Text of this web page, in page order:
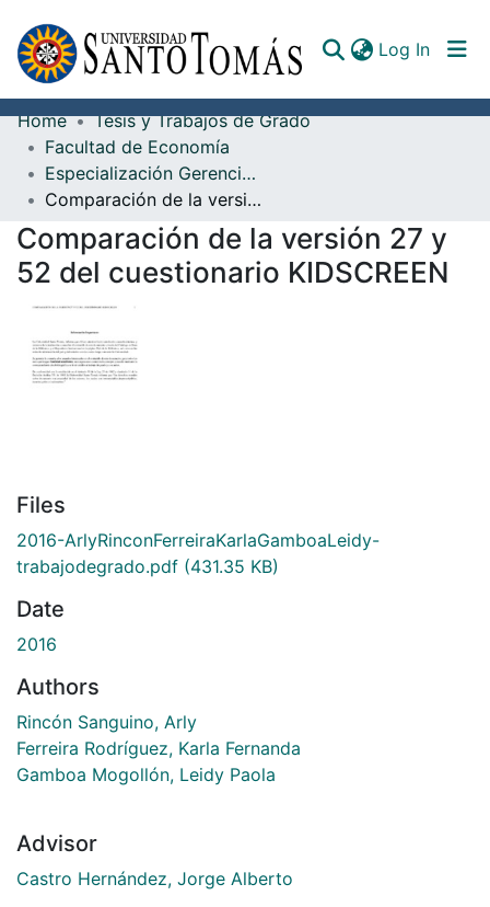
Log In
Communities & Collections
All of DSpace
Documents
Home
Tesis y Trabajos de Grado
Facultad de Economía
Especialización Gerencia de Instituciones de Seguridad Social en Salud
Comparación de la versión 27 y 52 del cuestionario KIDSCREEN
Comparación de la versión 27 y
52 del cuestionario KIDSCREEN
Files
2016-ArlyRinconFerreiraKarlaGamboaLeidy-
trabajodegrado.pdf (431.35 KB)
Date
2016
Authors
Rincón Sanguino, Arly
Ferreira Rodríguez, Karla Fernanda
Gamboa Mogollón, Leidy Paola
Advisor
Castro Hernández, Jorge Alberto